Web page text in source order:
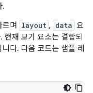
.
며
layout , data 요
현재 보기 요소는 결합되
다. 다음 코드는 샘플 레